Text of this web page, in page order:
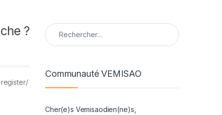
? Rechercher :
Communauté VEMISAO
Cher(e)s Vemisaodien(ne)s,